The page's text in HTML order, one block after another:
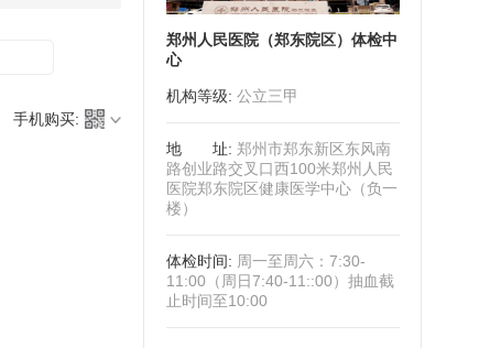
手机购买:
郑州人民医院（郑东院区）体检中
心
机构等级: 公立三甲
地址: 郑州市郑东新区东风南
路创业路交叉口西100米郑州人民
医院郑东院区健康医学中心（负一
楼）
体检时间: 周一至周六：7:30-
11:00（周日7:40-11::00）抽血截
止时间至10:00